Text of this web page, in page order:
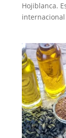
Hojiblanca.